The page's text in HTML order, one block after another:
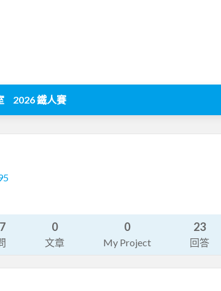
2026 鐵人賽
0
文章
0
My Project
23
回答